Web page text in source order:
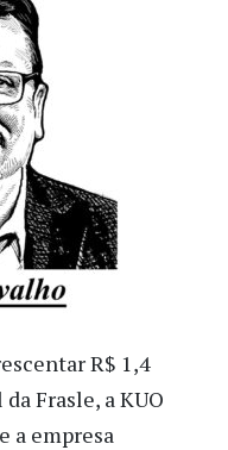
R$ 1,4
Frasle, a KUO
a empresa